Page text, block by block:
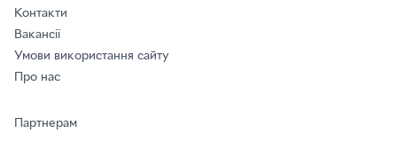
Контакти
Вакансії
Умови використання сайту
Про нас
Партнерам